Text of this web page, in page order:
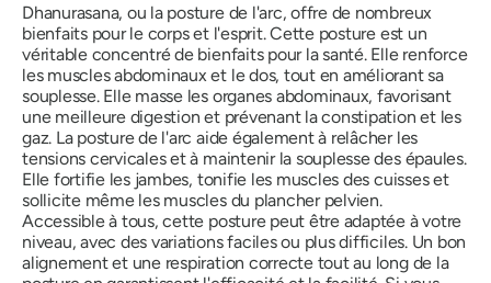
Dhanurasana, ou la posture de l'arc, offre de nombreux
bienfaits pour le corps et l'esprit.Cetteposture est un
véritable concentré de bienfaits pour la santé. Elle renforce
les muscles abdominaux et le dos, tout en améliorant sa
souplesse. Elle masse les organes abdominaux, favorisant
une meilleure digestion et prévenant la constipation et les
gaz. La posture de l'arc aide également à relâcher les
tensions cervicales et à maintenir la souplesse des épaules.
Elle fortifie les jambes, tonifie les muscles des cuisses et
sollicite même les muscles du plancher pelvien.
Accessible à tous, cette posture peut être adaptée à votre
niveau, avec des variations faciles ou plus difficiles. Un bon
alignement et une respiration correcte tout au long de la